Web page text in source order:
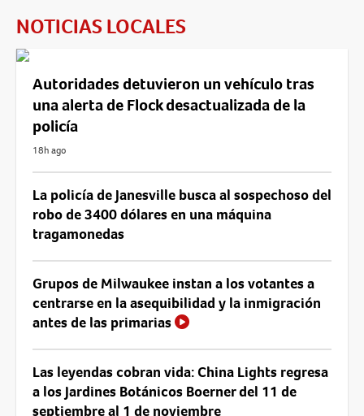
NOTICIAS LOCALES
Autoridades detuvieron un vehículo tras
una alerta de Flock desactualizada de la
policía
18h ago
La policía de Janesville busca al sospechoso del
robo de 3400 dólares en una máquina
tragamonedas
Grupos de Milwaukee instan a los votantes a
centrarse en la asequibilidad y la inmigración
antes de las primarias
Las leyendas cobran vida: China Lights regresa
a los Jardines Botánicos Boerner del 11 de
septiembre al 1 de noviembre